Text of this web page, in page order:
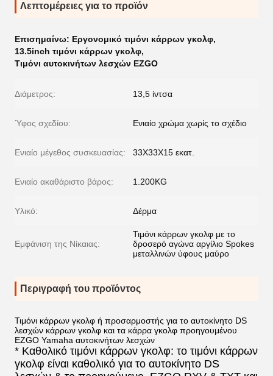
Λεπτομέρειες για το προϊόν
Επισημαίνω: Εργονομικό τιμόνι κάρρων γκολφ,
13.5inch τιμόνι κάρρων γκολφ,
Τιμόνι αυτοκινήτων λεσχών EZGO
Διάμετρος: 13,5 ίντσα
Ύφος σχεδίου: Ενιαίο χρώμα χωρίς το σχέδιο
Ενιαίο μέγεθος συσκευασίας: 33X33X15 εκατ.
Ενιαίο ακαθάριστο βάρος: 1.200KG
Υλικό: Δέρμα
Εμφάνιση της Νίκαιας:
Τιμόνι κάρρων γκολφ με το
δροσερό αγώνα αργίλιο Spokes
μεταλλινών ύφους μαύρο
Περιγραφή του προϊόντος
Τιμόνι κάρρων γκολφ ή προσαρμοστής για το αυτοκίνητο DS
λεσχών κάρρων γκολφ και τα κάρρα γκολφ προηγουμένου
EZGO Yamaha αυτοκινήτων λεσχών
* Καθολικό τιμόνι κάρρων γκολφ: το τιμόνι κάρρων
γκολφ είναι καθολικό για το αυτοκίνητο DS